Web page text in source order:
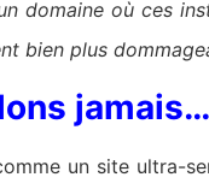
domaine où ces
bien plus
jamais…
un site ultra-